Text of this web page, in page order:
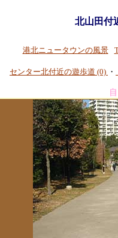
北山田
港北ニュータウンの風景
センター北付近の遊歩道 (0) ・